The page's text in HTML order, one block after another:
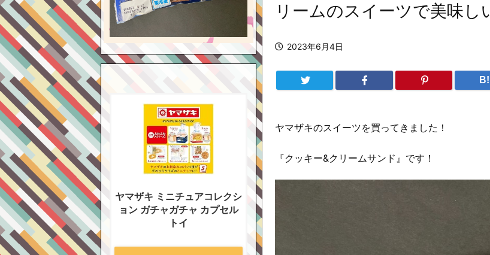
リームのスイーツで美味し
2023年6月4日
B!
ヤマザキのスイーツを買ってきました！
『クッキー&クリームサンド』です！
ヤマザキ ミニチュアコレクシ
ョン ガチャガチャ カプセル
トイ